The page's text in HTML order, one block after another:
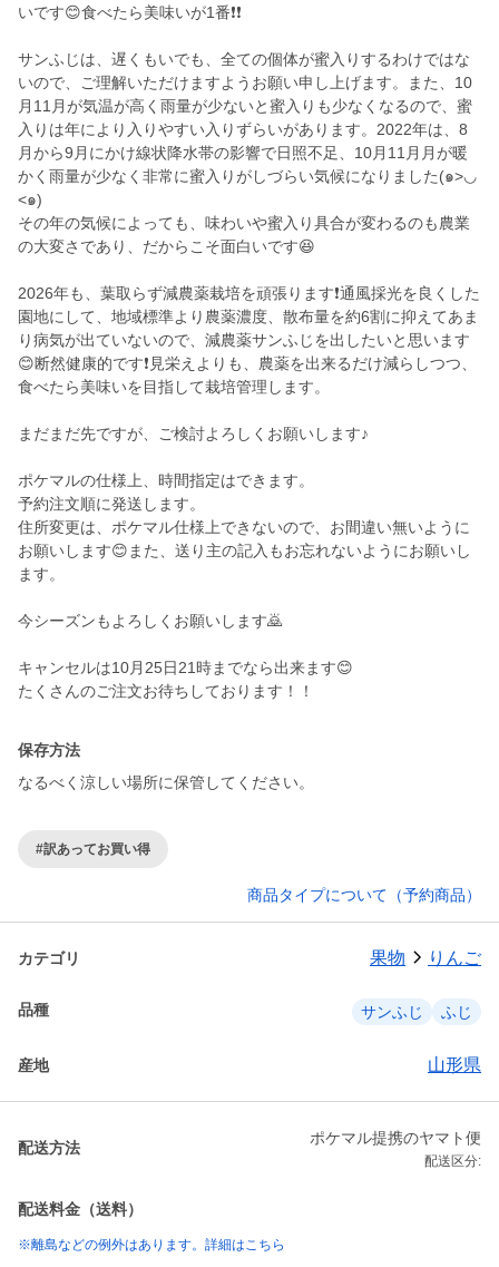
いです😊食べたら美味いが1番❗️❗️
サンふじは、遅くもいでも、全ての個体が蜜入りするわけではな
いので、ご理解いただけますようお願い申し上げます。また、10
月11月が気温が高く雨量が少ないと蜜入りも少なくなるので、蜜
入りは年により入りやすい入りずらいがあります。2022年は、8
月から9月にかけ線状降水帯の影響で日照不足、10月11月月が暖
かく雨量が少なく非常に蜜入りがしづらい気候になりました(๑>◡
<๑)
その年の気候によっても、味わいや蜜入り具合が変わるのも農業
の大変さであり、だからこそ面白いです😆
2026年も、葉取らず減農薬栽培を頑張ります❗️通風採光を良くした
園地にして、地域標準より農薬濃度、散布量を約6割に抑えてあま
り病気が出ていないので、減農薬サンふじを出したいと思います
😊断然健康的です❗️見栄えよりも、農薬を出来るだけ減らしつつ、
食べたら美味いを目指して栽培管理します。
まだまだ先ですが、ご検討よろしくお願いします♪
ポケマルの仕様上、時間指定はできます。
予約注文順に発送します。
住所変更は、ポケマル仕様上できないので、お間違い無いように
お願いします😊また、送り主の記入もお忘れないようにお願いし
ます。
今シーズンもよろしくお願いします🙇
キャンセルは10月25日21時までなら出来ます😊
保存方法
なるべく涼しい場所に保管してください。
#訳あってお買い得
商品タイプについて（予約商品）
カテゴリ 果物 りんご
品種 サンふじ ふじ
産地 山形県
配送方法
ポケマル提携のヤマト便
配送区分:
配送料金（送料）
※離島などの例外はあります。詳細はこちら